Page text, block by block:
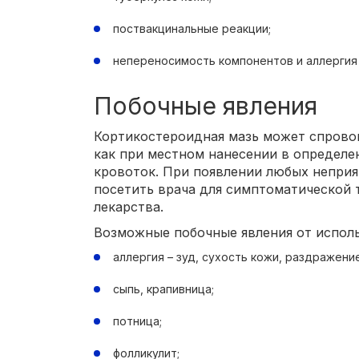
поствакцинальные реакции;
непереносимость компонентов и аллергия
Побочные явления
Кортикостероидная мазь может
как при местном нанесении в
кровоток. При появлении любых
посетить врача для симптоматической
лекарства.
Возможные побочные явления от
аллергия – зуд, сухость кожи,
сыпь, крапивница;
потница;
фолликулит;